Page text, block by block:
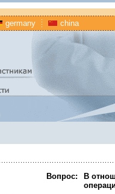
germany china
Вопрос:
В